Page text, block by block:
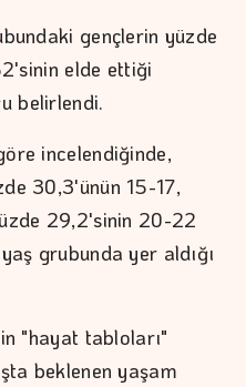
gençlerin yüzde
elde ettiği
belirlendi.
incelendiğinde,
30,3'ünün 15-17,
29,2'sinin 20-22
grubunda yer aldığı
"hayat tabloları"
beklenen yaşam